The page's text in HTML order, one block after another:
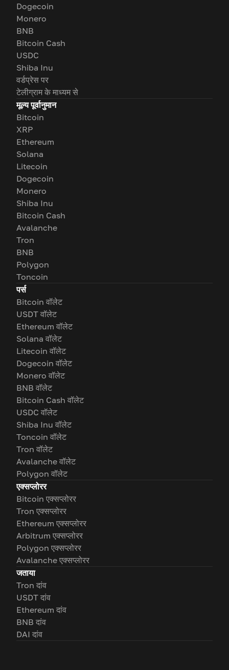
Dogecoin
Monero
BNB
Bitcoin Cash
USDC
Shiba Inu
वर्डप्रेस पर
टेलीग्राम के माध्यम से
मूल्य पूर्वानुमान
Bitcoin
XRP
Ethereum
Solana
Litecoin
Dogecoin
Monero
Shiba Inu
Bitcoin Cash
Avalanche
Tron
BNB
Polygon
Toncoin
पर्स
Bitcoin वॉलेट
USDT वॉलेट
Ethereum वॉलेट
Solana वॉलेट
Litecoin वॉलेट
Dogecoin वॉलेट
Monero वॉलेट
BNB वॉलेट
Bitcoin Cash वॉलेट
USDC वॉलेट
Shiba Inu वॉलेट
Toncoin वॉलेट
Tron वॉलेट
Avalanche वॉलेट
Polygon वॉलेट
एक्सप्लोरर
Bitcoin एक्सप्लोरर
Tron एक्सप्लोरर
Ethereum एक्सप्लोरर
Arbitrum एक्सप्लोरर
Polygon एक्सप्लोरर
Avalanche एक्सप्लोरर
जताया
Tron दांव
USDT दांव
Ethereum दांव
BNB दांव
DAI दांव